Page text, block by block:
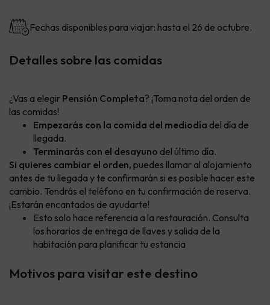
Fechas disponibles para viajar: hasta el 26 de octubre.
Detalles sobre las comidas
¿Vas a elegir Pensión Completa? ¡Toma nota del orden de
las comidas!
Empezarás con la comida del mediodía del día de
llegada.
Terminarás con el desayuno del último día.
Si quieres cambiar el orden, puedes llamar al alojamiento
antes de tu llegada y te confirmarán si es posible hacer este
cambio. Tendrás el teléfono en tu confirmación de reserva.
¡Estarán encantados de ayudarte!
Esto solo hace referencia a la restauración. Consulta
los horarios de entrega de llaves y salida de la
habitación para planificar tu estancia
Motivos para visitar este destino